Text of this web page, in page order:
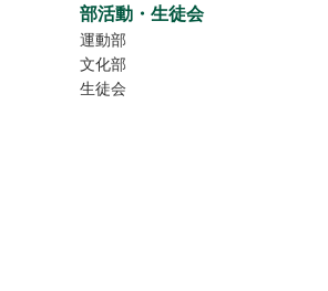
部活動・生徒会
運動部
文化部
生徒会